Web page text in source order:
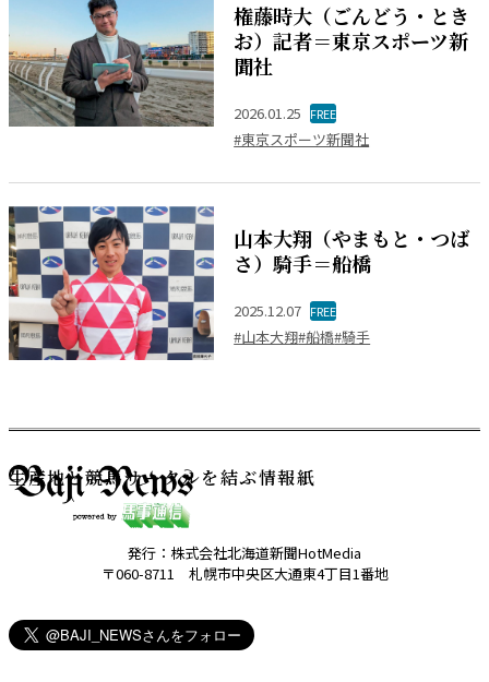
権藤時大（ごんどう・とき
お）記者＝東京スポーツ新
聞社
2026.01.25 FREE
#東京スポーツ新聞社
山本大翔（やまもと・つば
さ）騎手＝船橋
2025.12.07 FREE
#山本大翔#船橋#騎手
生産地と競馬サークルを結ぶ情報紙
発行：株式会社北海道新聞HotMedia
〒060-8711 札幌市中央区大通東4丁目1番地